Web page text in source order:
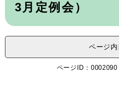
3月定例会）
ページ内
ページID：0002090